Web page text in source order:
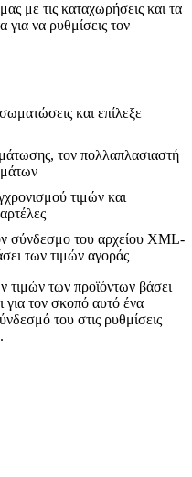
με τις καταχωρήσεις και τα
να ρυθμίσεις τον
και επίλεξε
τον πολλαπλασιαστή
τιμών και
σύνδεσμο του αρχείου XML-
των τιμών αγοράς
τιμών των προϊόντων βάσει
για τον σκοπό αυτό ένα
του στις ρυθμίσεις